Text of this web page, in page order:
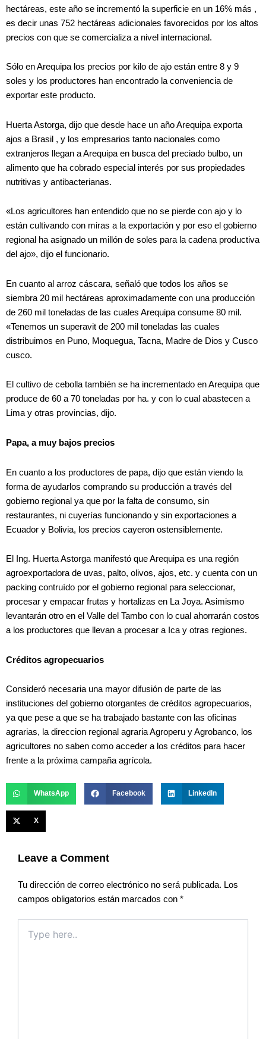
hectáreas, este año se incrementó la superficie en un 16% más ,
es decir unas 752 hectáreas adicionales favorecidos por los altos
precios con que se comercializa a nivel internacional.
Sólo en Arequipa los precios por kilo de ajo están entre 8 y 9
soles y los productores han encontrado la conveniencia de
exportar este producto.
Huerta Astorga, dijo que desde hace un año Arequipa exporta
ajos a Brasil , y los empresarios tanto nacionales como
extranjeros llegan a Arequipa en busca del preciado bulbo, un
alimento que ha cobrado especial interés por sus propiedades
nutritivas y antibacterianas.
«Los agricultores han entendido que no se pierde con ajo y lo
están cultivando con miras a la exportación y por eso el gobierno
regional ha asignado un millón de soles para la cadena productiva
del ajo», dijo el funcionario.
En cuanto al arroz cáscara, señaló que todos los años se
siembra 20 mil hectáreas aproximadamente con una producción
de 260 mil toneladas de las cuales Arequipa consume 80 mil.
«Tenemos un superavit de 200 mil toneladas las cuales
distribuimos en Puno, Moquegua, Tacna, Madre de Dios y Cusco
cusco.
El cultivo de cebolla también se ha incrementado en Arequipa que
produce de 60 a 70 toneladas por ha. y con lo cual abastecen a
Lima y otras provincias, dijo.
Papa, a muy bajos precios
En cuanto a los productores de papa, dijo que están viendo la
forma de ayudarlos comprando su producción a través del
gobierno regional ya que por la falta de consumo, sin
restaurantes, ni cuyerías funcionando y sin exportaciones a
Ecuador y Bolivia, los precios cayeron ostensiblemente.
El Ing. Huerta Astorga manifestó que Arequipa es una región
agroexportadora de uvas, palto, olivos, ajos, etc. y cuenta con un
packing contruído por el gobierno regional para seleccionar,
procesar y empacar frutas y hortalizas en La Joya. Asimismo
levantarán otro en el Valle del Tambo con lo cual ahorrarán costos
a los productores que llevan a procesar a Ica y otras regiones.
Créditos agropecuarios
Consideró necesaria una mayor difusión de parte de las
instituciones del gobierno otorgantes de créditos agropecuarios,
ya que pese a que se ha trabajado bastante con las oficinas
agrarias, la direccion regional agraria Agroperu y Agrobanco, los
agricultores no saben como acceder a los créditos para hacer
frente a la próxima campaña agrícola.
WhatsApp Facebook LinkedIn
X
Leave a Comment
Tu dirección de correo electrónico no será publicada. Los
campos obligatorios están marcados con *
here..